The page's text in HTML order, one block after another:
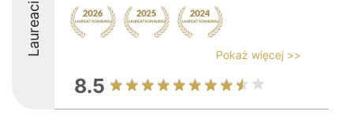
Laureaci Pokaż więcej >>
8.5